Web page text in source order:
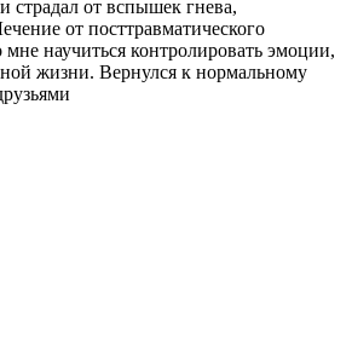
страдал от вспышек гнева,
от посттравматического
мне научиться контролировать эмоции,
жизни. Вернулся к нормальному